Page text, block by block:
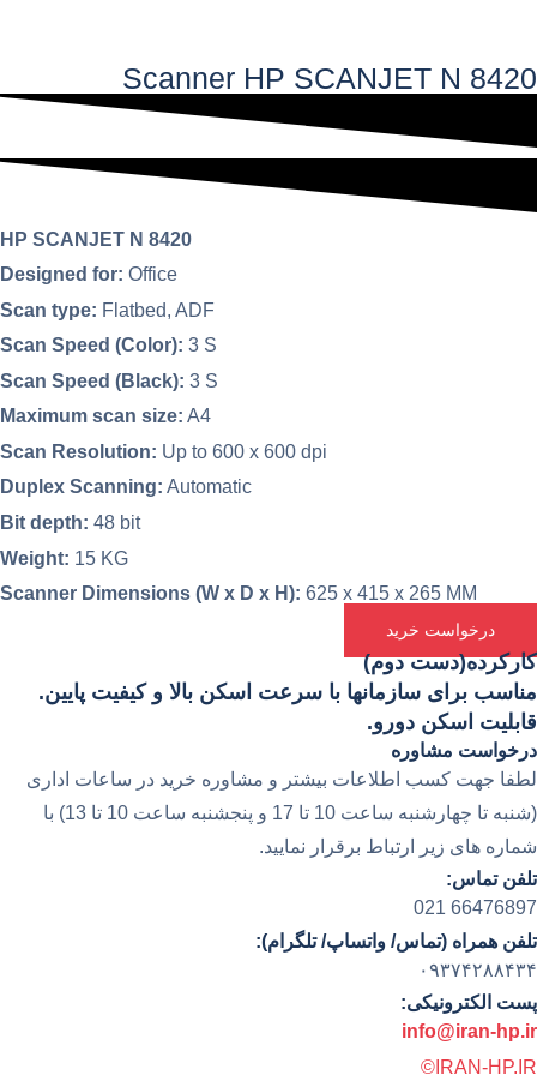
Scanner HP SCANJET N 8420​​
HP SCANJET N 8420
Designed for: Office
Scan type: Flatbed, ADF
Scan Speed (Color): 3 S
Scan Speed (Black): 3 S
Maximum scan size: A4
Scan Resolution: Up to 600 x 600 dpi
Duplex Scanning: Automatic
Bit depth: 48 bit
Weight: 15 KG
Scanner Dimensions (W x D x H): 625 x 415 x 265 MM
درخواست خرید
کارکرده(دست دوم)
مناسب برای سازمانها با سرعت اسکن بالا و کیفیت پایین.
قابلیت اسکن دورو.
درخواست مشاوره
لطفا جهت کسب اطلاعات بیشتر و مشاوره خرید در ساعات اداری
(شنبه تا چهارشنبه ساعت 10 تا 17 و پنجشنبه ساعت 10 تا 13) با
شماره های زیر ارتباط برقرار نمایید.
تلفن تماس:
66476897 021
تلفن همراه (تماس/ واتساپ/ تلگرام):
۰۹۳۷۴۲۸۸۴۳۴
پست الکترونیکی:
info@iran-hp.ir
IRAN-HP.IR©